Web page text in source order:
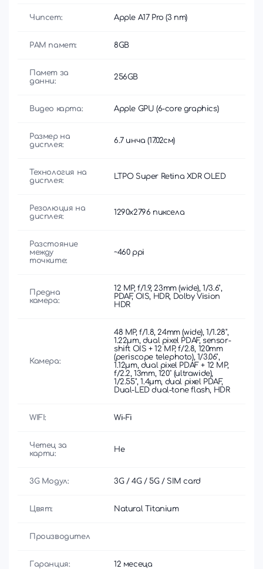
Чипсет: Apple A17 Pro (3 nm)
РАМ памет: 8GB
Памет за
данни:
256GB
Видео карта: Apple GPU (6-core graphics)
Размер на
дисплея:
6.7 инча (17.02см)
Технология на
дисплея:
LTPO Super Retina XDR OLED
Резолюция на
дисплея:
1290x2796 пиксела
Разстояние
между
точките:
~460 ppi
Предна
камера:
12 MP, f/1.9, 23mm (wide), 1/3.6",
PDAF, OIS, HDR, Dolby Vision
HDR
Камера:
48 MP, f/1.8, 24mm (wide), 1/1.28",
1.22µm, dual pixel PDAF, sensor-
shift OIS + 12 MP, f/2.8, 120mm
(periscope telephoto), 1/3.06",
1.12µm, dual pixel PDAF + 12 MP,
f/2.2, 13mm, 120˚ (ultrawide),
1/2.55", 1.4µm, dual pixel PDAF,
Dual-LED dual-tone flash, HDR
WIFI: Wi-Fi
Четец за
карти:
Не
3G Модул: 3G / 4G / 5G / SIM card
Цвят: Natural Titanium
Производител
Гаранция: 12 месеца